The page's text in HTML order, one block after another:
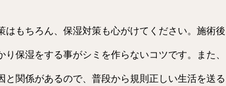
はもちろん、保湿対策も心がけてください。施術後
保湿をする事がシミを作らないコツです。また、
関係があるので、普段から規則正しい生活を送る